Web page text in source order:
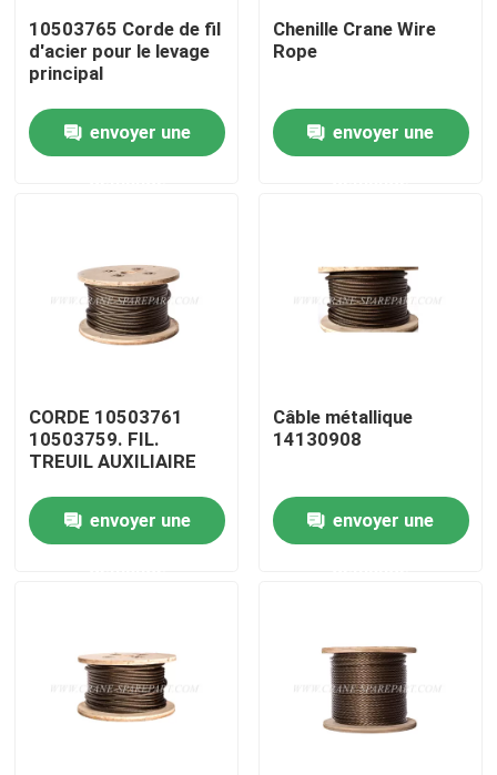
Aperçu
A propos de nous
Visite d'usine
Contrôle de la qualité
Pièces de rechange de grue
10503765 Corde de fil
d'acier pour le levage
principal
envoyer une
Chenille Crane Wire
Rope
envoyer une
CORDE 10503761
10503759. FIL.
TREUIL AUXILIAIRE
envoyer une
Câble métallique
14130908
envoyer une